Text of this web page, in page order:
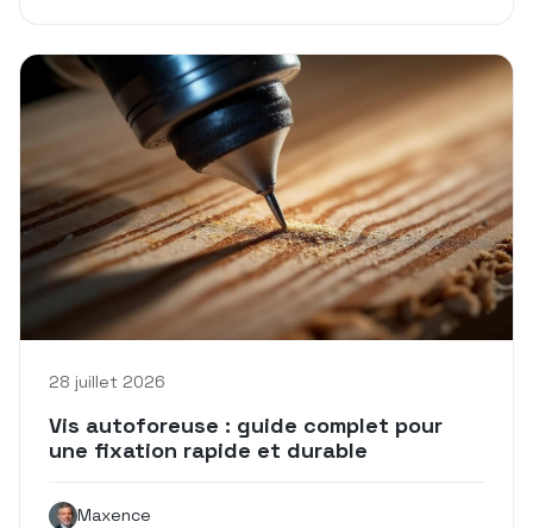
28 juillet 2026
Vis autoforeuse : guide complet pour
une fixation rapide et durable
Maxence